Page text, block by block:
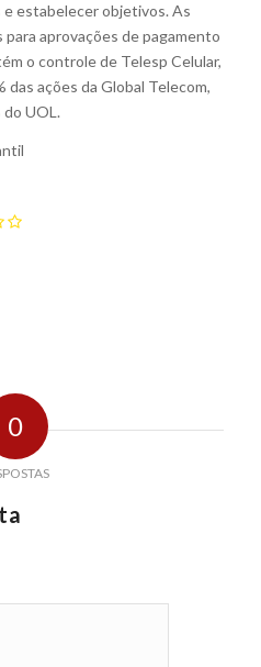
estabelecer objetivos. As
aprovações de pagamento
o controle de Telesp Celular,
ações da Global Telecom,
do UOL.
0